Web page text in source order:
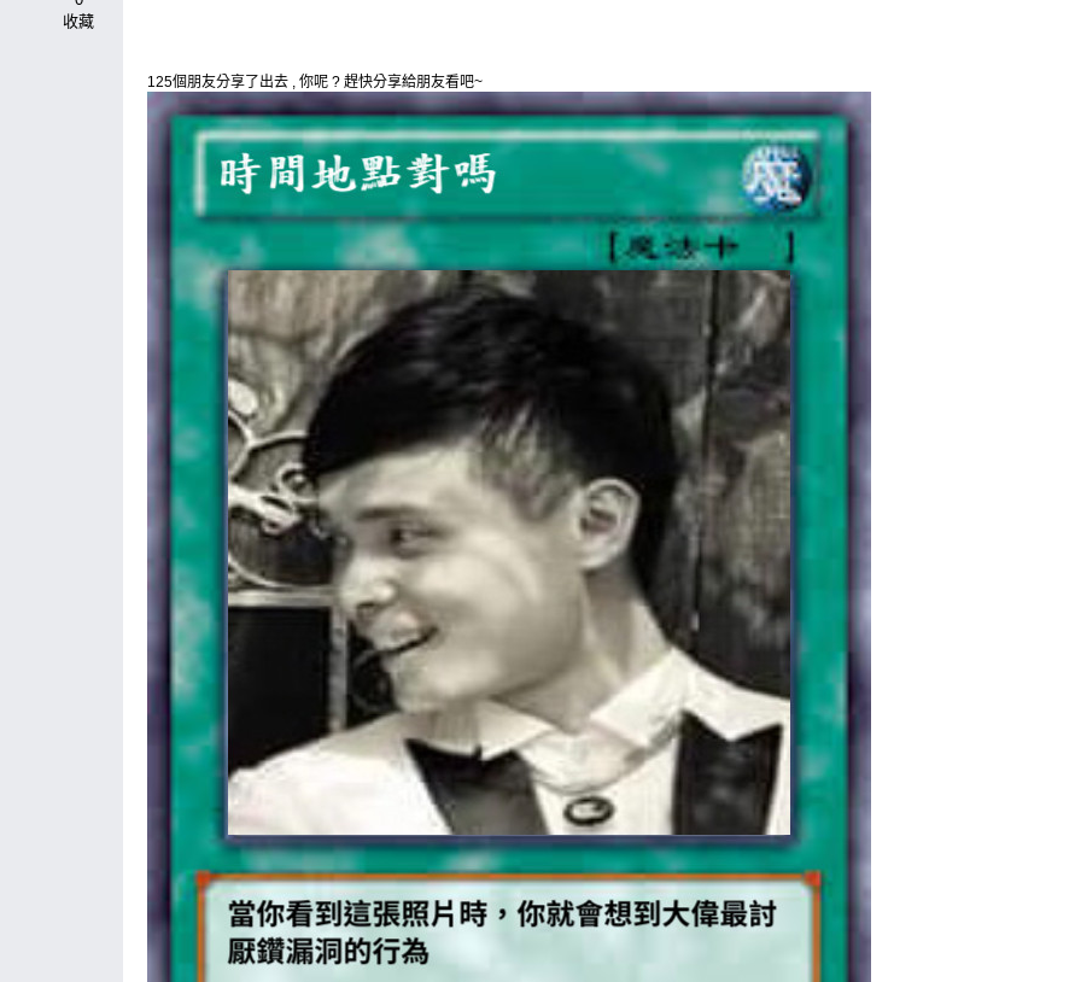
125個朋友分享了出去 , 你呢 ? 趕快分享給朋友看吧~
收藏
admin @ 梗圖大全 MEME NOW
時間地點對嗎 當你看到這張照
片時，你就會想到大偉最討厭
鑽漏洞的行為
125個朋友分享了出去 , 你呢 ? 趕快分享給朋友
看吧~ 0 收藏
2 元
20 元
立刻支付
立刻支付
您没有权限发布内容，请购买会员或者提升权限。
忘记密码？ 找回